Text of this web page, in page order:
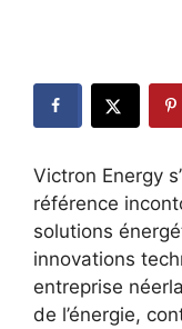
Victron Energy
référence
solutions
innovations
entreprise
de l’énergie,